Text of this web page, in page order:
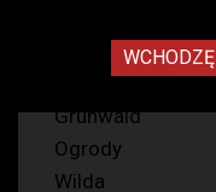
Rataje
Grunwald
Ogrody
Wilda
WCHODZĘ